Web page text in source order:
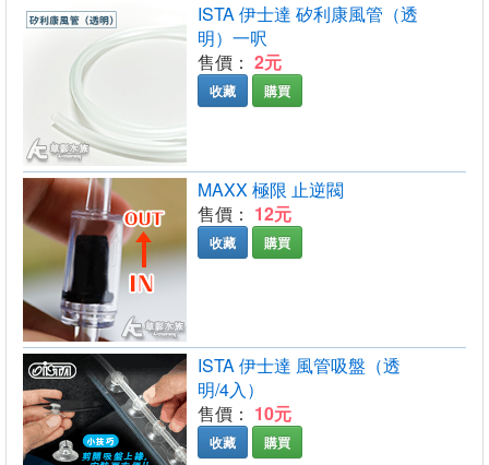
ISTA 伊士達 矽利康風管（透
明）一呎
售價： 2元
收藏 購買
MAXX 極限 止逆閥
售價： 12元
收藏 購買
ISTA 伊士達 風管吸盤（透
明/4入）
售價： 10元
收藏 購買